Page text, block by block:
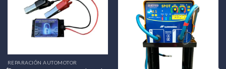
REPARACIÓN AUTOMOTOR